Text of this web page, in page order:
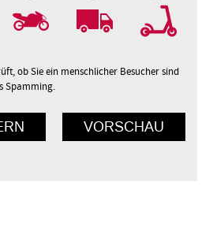
ob Sie ein menschlicher Besucher sind
Spamming.